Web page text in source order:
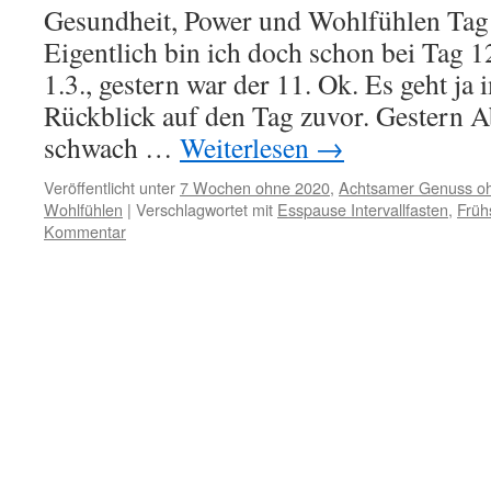
Gesundheit, Power und Wohlfühlen
Eigentlich bin ich doch schon bei Tag
1.3., gestern war der 11. Ok. Es geht ja
Rückblick auf den Tag zuvor. Gestern
schwach … Weiterlesen →
Veröffentlicht unter7 Wochen ohne 2020, Achtsamer Genuss
Wohlfühlen | Verschlagwortet mit Esspause Intervallfasten,
Kommentar